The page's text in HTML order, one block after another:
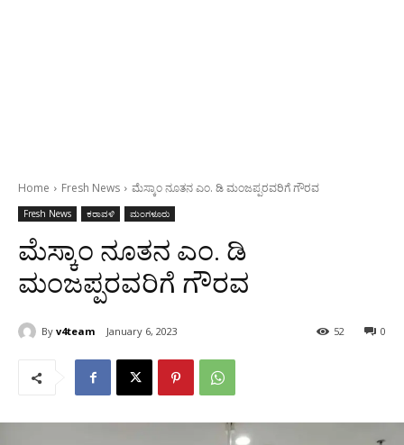
Home Fresh News ಮೆಸ್ಕಾಂ ನೂತನ ಎಂ. ಡಿ ಮಂಜಪ್ಪರವರಿಗೆ ಗೌರವ
Fresh News ಕರಾವಳಿ ಮಂಗಳೂರು
ಮೆಸ್ಕಾಂ ನೂತನ ಎಂ. ಡಿ
ಮಂಜಪ್ಪರವರಿಗೆ ಗೌರವ
By v4team January 6, 2023 0
52